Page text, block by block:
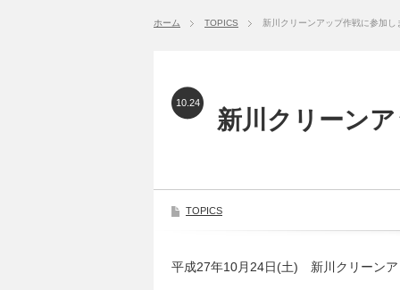
ホーム TOPICS 新川クリーンアップ作戦に参加し
10.24
新川クリーン
TOPICS
平成27年10月24日(土) 新川クリーンア